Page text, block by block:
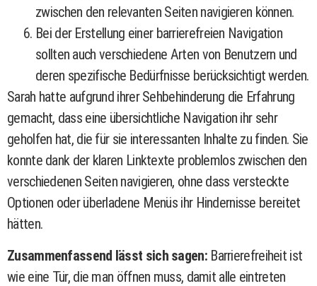
zwischen den relevanten Seiten navigieren können.
Bei der Erstellung einer barrierefreien Navigation
sollten auch verschiedene Arten von Benutzern und
deren spezifische Bedürfnisse berücksichtigt werden.
Sarah hatte aufgrund ihrer Sehbehinderung die Erfahrung
gemacht, dass eine übersichtliche Navigation ihr sehr
geholfen hat, die für sie interessanten Inhalte zu finden. Sie
konnte dank der klaren Linktexte problemlos zwischen den
verschiedenen Seiten navigieren, ohne dass versteckte
Optionen oder überladene Menüs ihr Hindernisse bereitet
hätten.
Zusammenfassend lässt sich sagen:Barrierefreiheit ist
wie eine Tür, die man öffnen muss, damit alle eintreten